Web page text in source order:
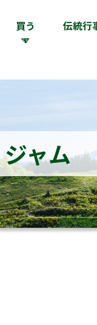
買う 伝統行
ャム